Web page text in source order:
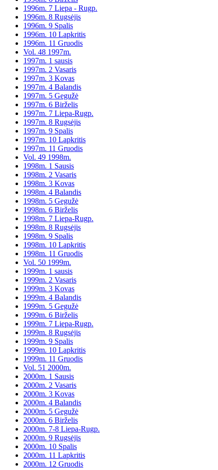
1996m. 7 Liepa - Rugp.
1996m. 8 Rugsėjis
1996m. 9 Spalis
1996m. 10 Lapkritis
1996m. 11 Gruodis
Vol. 48 1997m.
1997m. 1 sausis
1997m. 2 Vasaris
1997m. 3 Kovas
1997m. 4 Balandis
1997m. 5 Gegužė
1997m. 6 Birželis
1997m. 7 Liepa-Rugp.
1997m. 8 Rugsėjis
1997m. 9 Spalis
1997m. 10 Lapkritis
1997m. 11 Gruodis
Vol. 49 1998m.
1998m. 1 Sausis
1998m. 2 Vasaris
1998m. 3 Kovas
1998m. 4 Balandis
1998m. 5 Gegužė
1998m. 6 Birželis
1998m. 7 Liepa-Rugp.
1998m. 8 Rugsėjis
1998m. 9 Spalis
1998m. 10 Lapkritis
1998m. 11 Gruodis
Vol. 50 1999m.
1999m. 1 sausis
1999m. 2 Vasaris
1999m. 3 Kovas
1999m. 4 Balandis
1999m. 5 Gegužė
1999m. 6 Birželis
1999m. 7 Liepa-Rugp.
1999m. 8 Rugsėjis
1999m. 9 Spalis
1999m. 10 Lapkritis
1999m. 11 Gruodis
Vol. 51 2000m.
2000m. 1 Sausis
2000m. 2 Vasaris
2000m. 3 Kovas
2000m. 4 Balandis
2000m. 5 Gegužė
2000m. 6 Birželis
2000m. 7-8 Liepa-Rugp.
2000m. 9 Rugsėjis
2000m. 10 Spalis
2000m. 11 Lapkritis
2000m. 12 Gruodis